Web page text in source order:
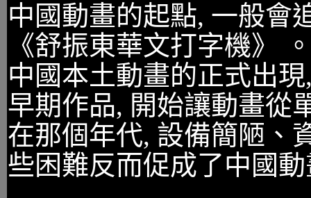
中國動畫的起點, 一般會
《舒振東華文打字機》
中國本土動畫的正式出
早期作品, 開始讓動畫從
在那個年代, 設備簡陋、
些困難反而促成了中國